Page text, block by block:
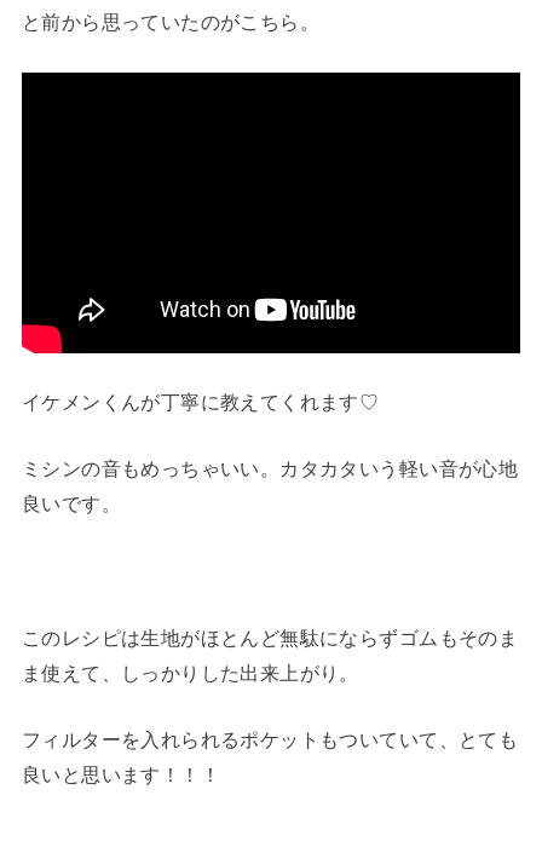
と前から思っていたのがこちら。
イケメンくんが丁寧に教えてくれます♡
ミシンの音もめっちゃいい。カタカタいう軽い音が心地
良いです。
このレシピは生地がほとんど無駄にならずゴムもそのま
ま使えて、しっかりした出来上がり。
フィルターを入れられるポケットもついていて、とても
良いと思います！！！